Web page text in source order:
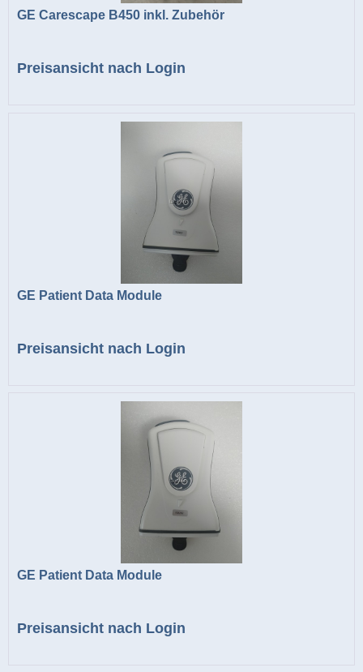
GE Carescape B450 inkl. Zubehör
Preisansicht nach Login
GE Patient Data Module
Preisansicht nach Login
GE Patient Data Module
Preisansicht nach Login